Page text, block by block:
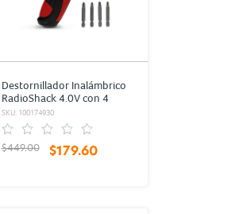
Destornillador Inalámbrico
RadioShack 4.0V con 4
Puntas Negro
SKU: 100174930
$449.00 $179.60